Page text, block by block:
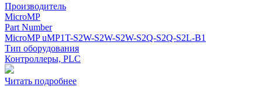
Производитель
MicroMP
Part Number
MicroMP uMP1T-S2W-S2W-S2W-S2Q-S2Q-S2L-B1
Тип оборудования
Контроллеры, PLC
Читать подробнее